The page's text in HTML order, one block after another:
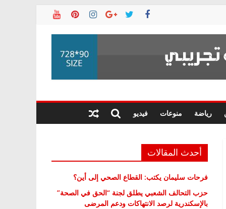
رياضة منوعات فيديو
أحدث المقالات
فرحات سليمان يكتب: القطاع الصحي إلى أين؟
حزب التحالف الشعبي يطلق لجنة “الحق في الصحة”
بالإسكندرية لرصد الانتهاكات ودعم المرضى